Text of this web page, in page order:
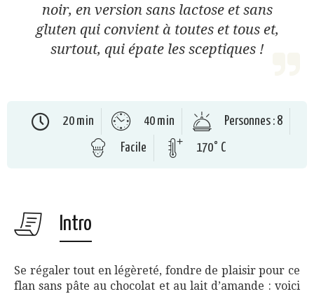
noir, en version sans lactose et sans
gluten qui convient à toutes et tous et,
surtout, qui épate les sceptiques !
20 min 40 min
Personnes : 8
Facile
170° C
Intro
Se régaler tout en légèreté, fondre de plaisir pour ce
flan sans pâte au chocolat et au lait d’amande : voici